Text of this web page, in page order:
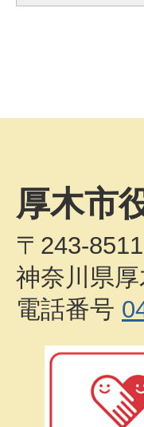
厚木市
〒243-8511
神奈川県
電話番号